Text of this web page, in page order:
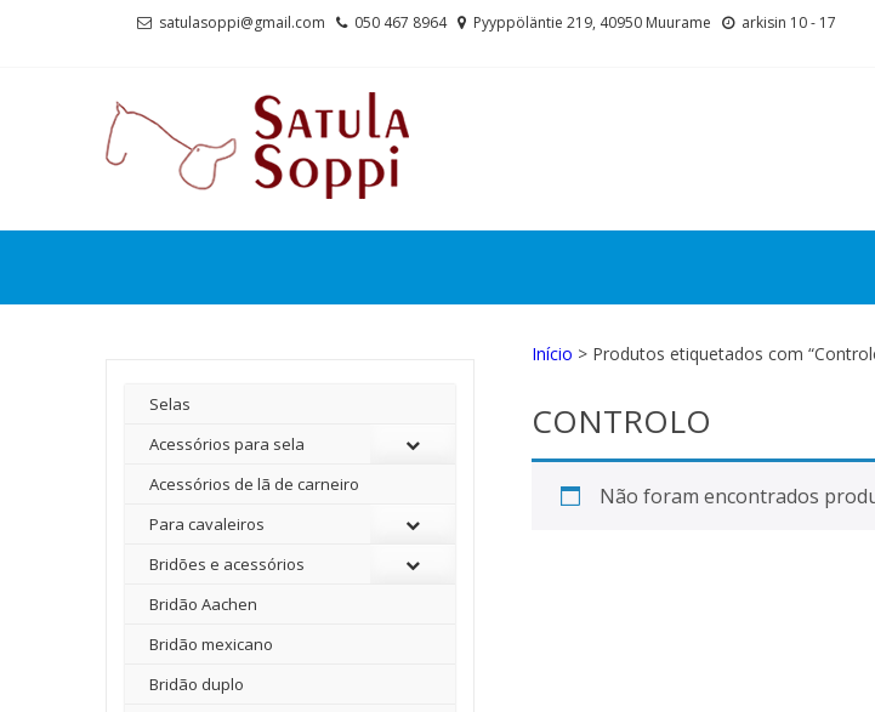
satulasoppi@gmail.com 050 467 8964 Pyyppöläntie 219, 40950 Muurame arkisin 10 - 17
Início > Produtos etiquetados com
CONTROLO
Não foram encontrados
Selas
Acessórios para sela
Acessórios de lã de carneiro
Para cavaleiros
Bridões e acessórios
Bridão Aachen
Bridão mexicano
Bridão duplo